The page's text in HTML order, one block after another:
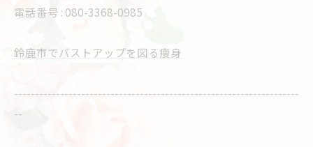
電話番号 : 080-3368-0985
鈴鹿市でバストアップを図る痩身
--------------------------------------------------------------------
--